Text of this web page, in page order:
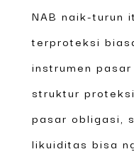
NAB naik-turun
terproteksi
instrumen
struktur
pasar obligasi,
likuiditas bisa